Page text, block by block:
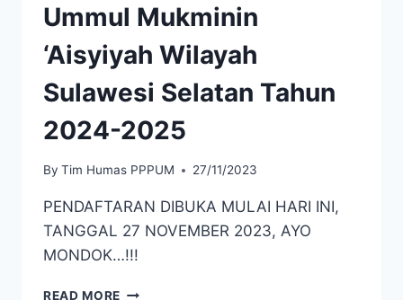
Ummul Mukminin
‘Aisyiyah Wilayah
Sulawesi Selatan Tahun
2024-2025
By Tim Humas PPPUM 27/11/2023
PENDAFTARAN DIBUKA MULAI HARI INI,
TANGGAL 27 NOVEMBER 2023, AYO
MONDOK…!!!
READ MORE